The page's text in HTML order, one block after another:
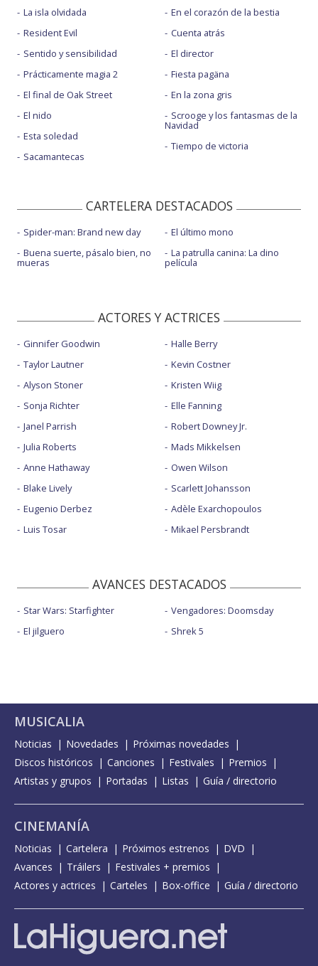
La isla olvidada
Resident Evil
Sentido y sensibilidad
Prácticamente magia 2
El final de Oak Street
El nido
Esta soledad
Sacamantecas
En el corazón de la bestia
Cuenta atrás
El director
Fiesta pagäna
En la zona gris
Scrooge y los fantasmas de la
Navidad
Tiempo de victoria
CARTELERA DESTACADOS
Spider-man: Brand new day
Buena suerte, pásalo bien, no
mueras
El último mono
La patrulla canina: La dino
película
ACTORES Y ACTRICES
Ginnifer Goodwin
Taylor Lautner
Alyson Stoner
Sonja Richter
Janel Parrish
Julia Roberts
Anne Hathaway
Blake Lively
Eugenio Derbez
Luis Tosar
Halle Berry
Kevin Costner
Kristen Wiig
Elle Fanning
Robert Downey Jr.
Mads Mikkelsen
Owen Wilson
Scarlett Johansson
Adèle Exarchopoulos
Mikael Persbrandt
AVANCES DESTACADOS
Star Wars: Starfighter
El jilguero
Vengadores: Doomsday
Shrek 5
MUSICALIA
Noticias Novedades
Próximas novedades
Discos históricos
Canciones Festivales
Premios
Artistas y grupos
Portadas Listas Guía / directorio
CINEMANÍA
Noticias Cartelera Próximos estrenos
DVD
Avances
Tráilers
Festivales + premios
Actores y actrices
Carteles Box-office Guía / directorio